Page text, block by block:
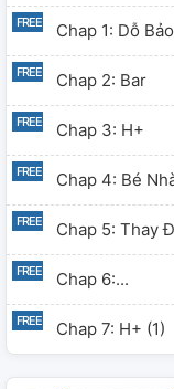
Chap 1: Dỗ
Chap 2: Bar
Chap 3: H+
Chap 4: Bé
Chap 5: Thay
Chap 6:...
Chap 7: H+ (1)